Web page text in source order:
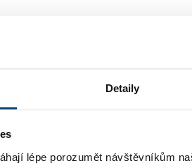
Detaily
lépe porozumět návštěvníkům
ani v tomto neobvyklém
spolu s naším techteamem
jsme tu pro vás denně přes